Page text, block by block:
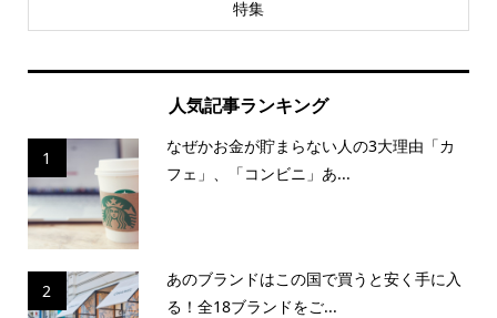
特集
人気記事ランキング
1
なぜかお金が貯まらない人の3大理由「カ
フェ」、「コンビニ」あ...
2
あのブランドはこの国で買うと安く手に入
る！全18ブランドをご...